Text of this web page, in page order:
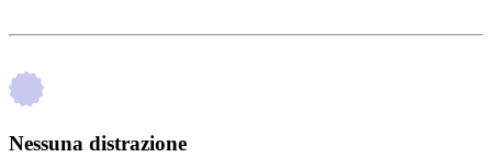
Nessuna distrazione